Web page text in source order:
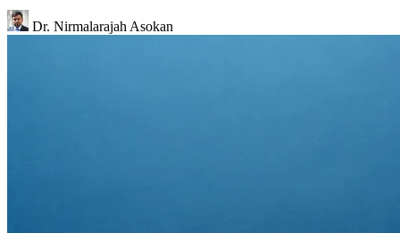
Dr. Nirmalarajah Asokan